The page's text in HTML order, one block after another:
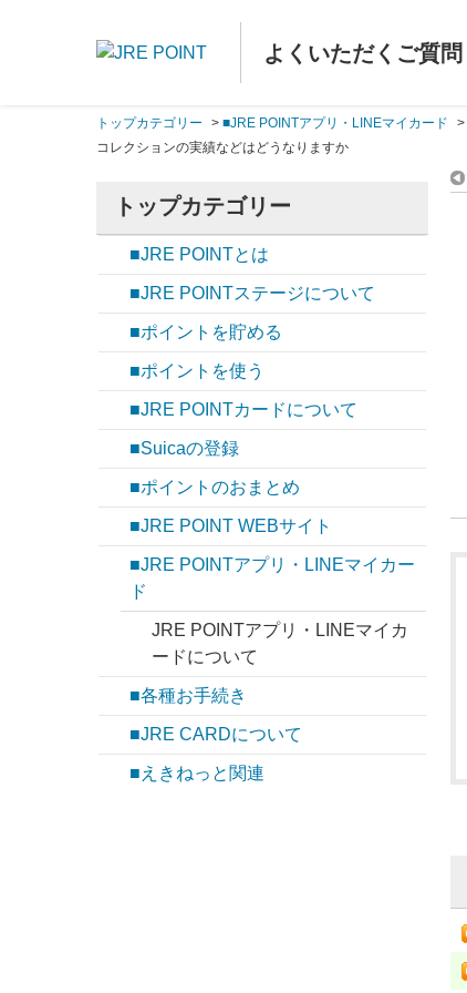
よくいただくご質問
トップカテゴリー > ■JRE POINTアプリ・LINEマイカード >
コレクションの実績などはどうなりますか
トップカテゴリー
■JRE POINTとは
■JRE POINTステージについて
■ポイントを貯める
■ポイントを使う
■JRE POINTカードについて
■Suicaの登録
■ポイントのおまとめ
■JRE POINT WEBサイト
■JRE POINTアプリ・LINEマイカー
ド
JRE POINTアプリ・LINEマイカ
ードについて
■各種お手続き
■JRE CARDについて
■えきねっと関連